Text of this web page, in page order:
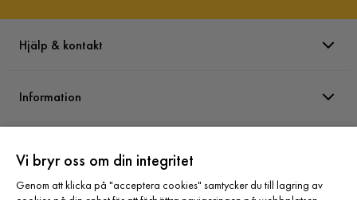
Hjälp & kontakt
Information
Vi bryr oss om din integritet
Genom att klicka på "acceptera cookies" samtycker du till lagring av